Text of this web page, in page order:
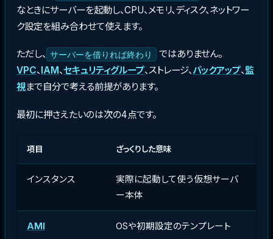
なときにサーバーを起動し、CPU、メモリ、ディスク、ネットワー
ク設定を組み合わせて使えます。
ただし、 サーバーを借りれば終わり
ではありません。
VPC、 IAM 、セキュリティグループ、ストレージ、バックアップ、監
視まで自分で考える前提があります。
最初に押さえたいのは次の4点です。
項目 ざっくりした意味
インスタンス
実際に起動して使う仮想サーバ
ー本体
AMI OSや初期設定のテンプレート